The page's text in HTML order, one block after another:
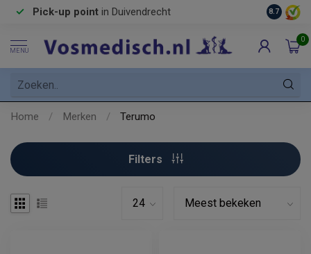
Pick-up point in Duivendrecht 8.7
MENU
0
Home / Merken / Terumo
Filters